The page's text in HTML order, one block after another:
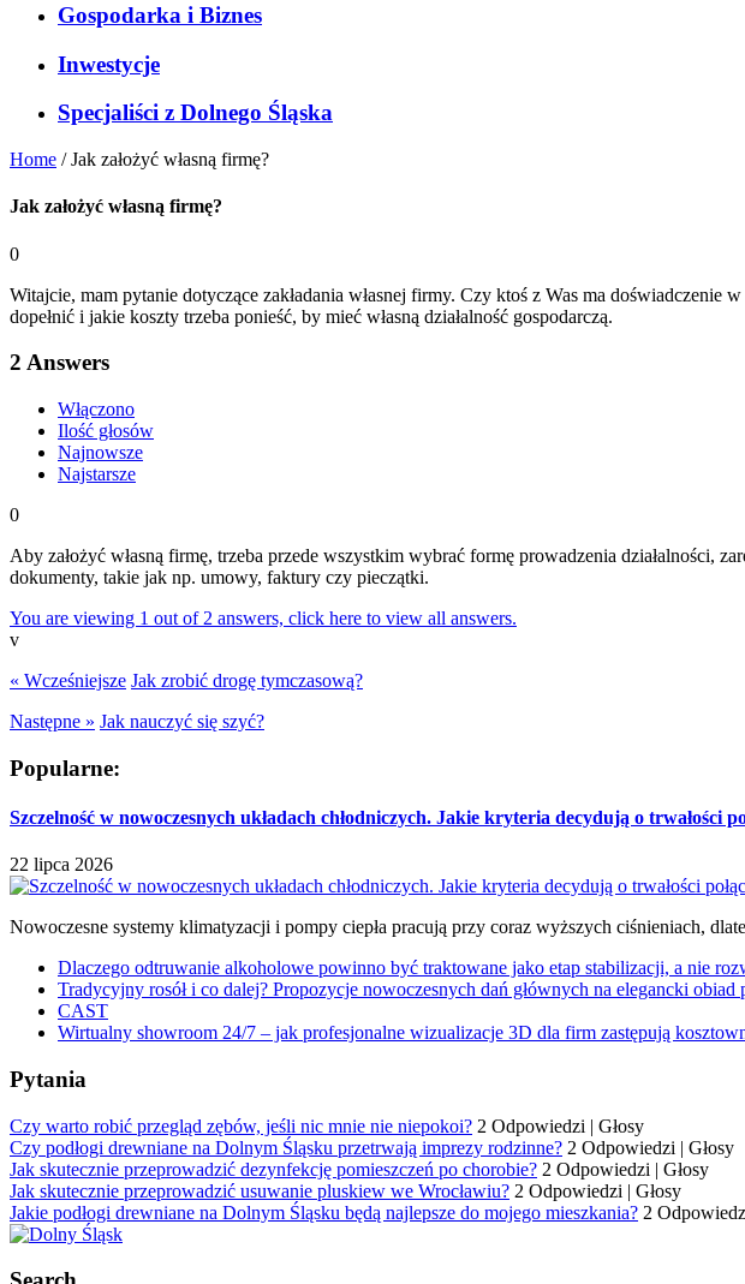
Gospodarka i Biznes
Inwestycje
Specjaliści z Dolnego Śląska
Home /Jak założyć własną firmę?
Jak założyć własną firmę?
0
Witajcie, mam pytanie dotyczące zakładania własnej firmy. Czy ktoś z Was ma
dopełnić i jakie koszty trzeba ponieść, by mieć własną działalność gospodarczą.
2 Answers
Włączono
Ilość głosów
Najnowsze
Najstarsze
0
Aby założyć własną firmę, trzeba przede wszystkim wybrać formę prowadzenia działalności,
dokumenty, takie jak np. umowy, faktury czy pieczątki.
You are viewing 1 out of 2 answers, click here to view all answers.
v
« Wcześniejsze Jak zrobić drogę tymczasową?
Następne » Jak nauczyć się szyć?
Popularne:
Szczelność w nowoczesnych układach chłodniczych. Jakie kryteria decydują o trwałości
22 lipca 2026
Nowoczesne systemy klimatyzacji i pompy ciepła pracują przy coraz wyższych ciśnieniach,
Dlaczego odtruwanie alkoholowe powinno być traktowane jako etap stabilizacji, a nie
Tradycyjny rosół i co dalej? Propozycje nowoczesnych dań głównych na elegancki obiad
CAST
Wirtualny showroom 24/7 – jak profesjonalne wizualizacje 3D dla firm zastępują
Pytania
Czy warto robić przegląd zębów, jeśli nic mnie nie niepokoi? 2 Odpowiedzi | Głosy
Czy podłogi drewniane na Dolnym Śląsku przetrwają imprezy rodzinne? 2 Odpowiedzi | Głosy
Jak skutecznie przeprowadzić dezynfekcję pomieszczeń po chorobie? 2 Odpowiedzi | Głosy
Jak skutecznie przeprowadzić usuwanie pluskiew we Wrocławiu? 2 Odpowiedzi | Głosy
Jakie podłogi drewniane na Dolnym Śląsku będą najlepsze do mojego mieszkania? 2